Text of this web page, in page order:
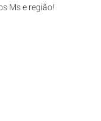
Ms e região!